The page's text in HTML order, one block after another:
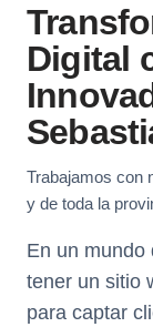
Digital
Trabajamos con
y de toda la
En un mundo
tener un sitio
para captar